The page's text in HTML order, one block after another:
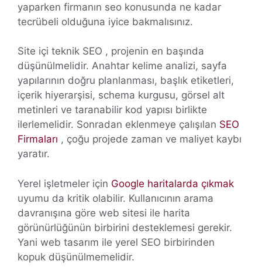
yaparken firmanın seo konusunda ne kadar
tecrübeli olduğuna iyice bakmalısınız.
Site içi teknik SEO , projenin en başında
düşünülmelidir. Anahtar kelime analizi, sayfa
yapılarının doğru planlanması, başlık etiketleri,
içerik hiyerarşisi, schema kurgusu, görsel alt
metinleri ve taranabilir kod yapısı birlikte
ilerlemelidir. Sonradan eklenmeye çalışılan SEO
Firmaları , çoğu projede zaman ve maliyet kaybı
yaratır.
Yerel işletmeler için Google haritalarda çıkmak
uyumu da kritik olabilir. Kullanıcının arama
davranışına göre web sitesi ile harita
görünürlüğünün birbirini desteklemesi gerekir.
Yani web tasarım ile yerel SEO birbirinden
kopuk düşünülmemelidir.